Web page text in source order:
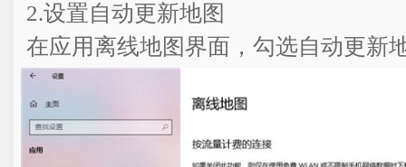
2.设置自动更新地图
在应用离线地图界面，勾选自动更新